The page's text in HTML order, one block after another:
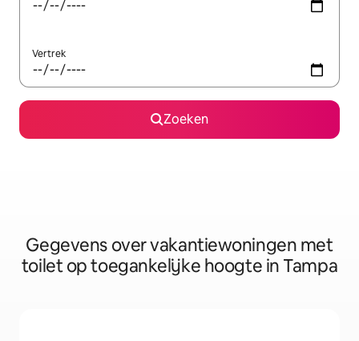
Vertrek
Zoeken
Gegevens over vakantiewoningen met
toilet op toegankelijke hoogte in Tampa